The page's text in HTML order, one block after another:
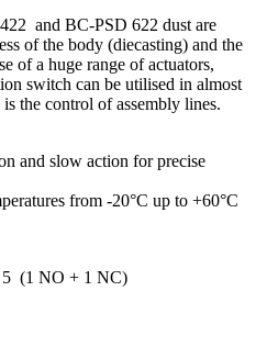
and BC-PSD 622 dust are
of the body (diecasting) and the
of a huge range of actuators,
switch can be utilised in almost
the control of assembly lines.
and slow action for precise
from -20°C up to +60°C
5 (1 NO + 1 NC)